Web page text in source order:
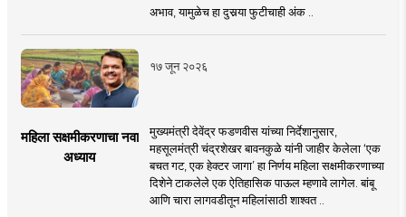
अभाव, यामुळेच हा दुसर्‍या फुटीचाही अंक ..
१७ जून २०२६
महिला सक्षमीकरणाचा नवा
अध्याय
मुख्यमंत्री देवेंद्र फडणवीस यांच्या निर्देशानुसार,
महसूलमंत्री चंद्रशेखर बावनकुळे यांनी जाहीर केलेला ‘एक
बचत गट, एक हेक्टर जागा’ हा निर्णय महिला सक्षमीकरणाच्या
दिशेने टाकलेले एक ऐतिहासिक पाऊल म्हणावे लागेल. बांबू
आणि चारा लागवडीतून महिलांसाठी शाश्वत ..